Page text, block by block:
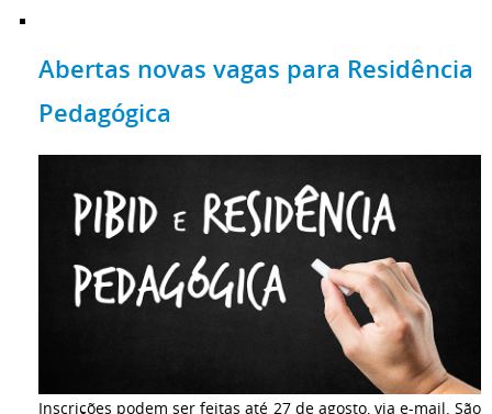
Abertas novas vagas para Residência
Pedagógica
Inscrições podem ser feitas até 27 de agosto, via e-mail. São